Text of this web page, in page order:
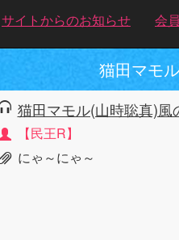
サイトからのお知らせ 会
猫田マモ
猫田マモル(山時聡真)風
【民王R】
にゃ～にゃ～